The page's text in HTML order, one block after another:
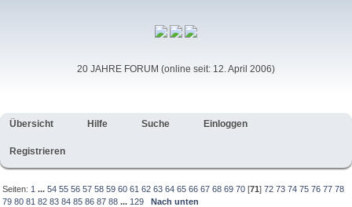
20 JAHRE FORUM (online seit: 12. April 2006)
Übersicht Hilfe Suche Einloggen
Registrieren
Seiten: 1 ...54 55 56 57 58 59 60 61 62 63 64 65 66 67 68 69 70 [71]72 73 74 75 76 77 78
79 80 81 82 83 84 85 86 87 88 ... 129 Nach unten